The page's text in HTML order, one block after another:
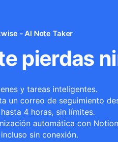
- AI Note Taker
pierdas
y tareas inteligentes.
un correo de seguimiento
4 horas, sin límites.
automática con
sin conexión.